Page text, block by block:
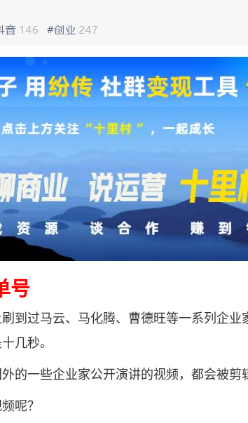
号
过马云、马化腾、曹德旺等一系列企业
几秒。
一些企业家公开演讲的视频，都会被剪
呢？